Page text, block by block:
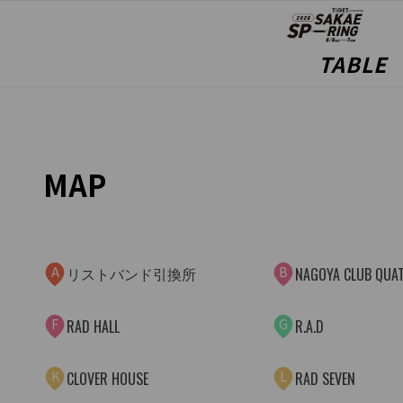
TABLE
MAP
A リストバンド引換所 B NAGOYA CLUB
F RAD HALL G R.A.D
K CLOVER HOUSE L RAD SEVEN